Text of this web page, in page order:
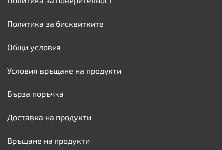
Политика за бисквитките
Общи условия
Условия връщане на продукти
Бърза поръчка
Доставка на продукти
Връщане на продукти